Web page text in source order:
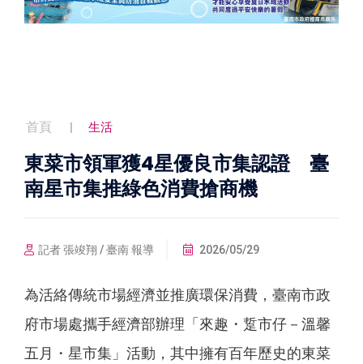
首頁 生活
東菜市領軍獲4星優良市集認證 臺
南星市集推綠色消費搶商機
記者 張竣翔 / 臺南 報導 2026/05/29
為活絡傳統市場經濟並推廣環保消費，臺南市政
府市場處攜手經濟部辦理「來趣・踅市仔－溫馨
五月・星市集」活動，其中擁有百年歷史的東菜